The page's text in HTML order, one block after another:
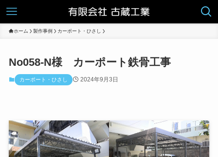
ホーム 製作事例 カーポート・ひさし
No058-N様 カーポート鉄骨工事
カーポート・ひさし 2024年9月3日